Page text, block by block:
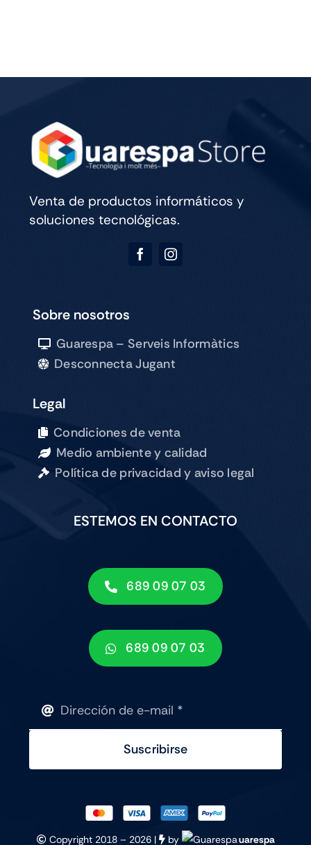
Reyes
cantidad
Venta de productos informáticos y
soluciones tecnológicas.
Sobre nosotros
Guarespa – Serveis Informàtics
Desconnecta Jugant
Legal
Condiciones de venta
Medio ambiente y calidad
Política de privacidad y aviso legal
ESTEMOS EN CONTACTO
689 09 07 03
689 09 07 03
Suscribirse
Copyright 2018 – 2026 | by uarespa